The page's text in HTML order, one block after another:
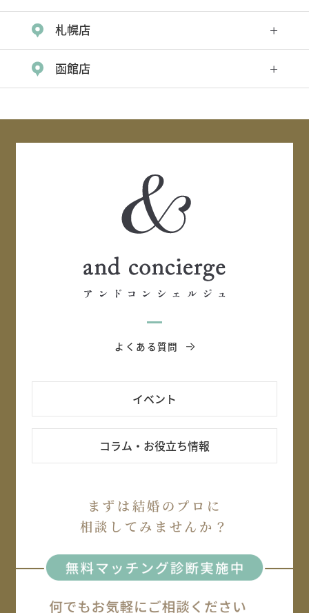
札幌店
函館店
よくある質問
イベント
コラム・お役立ち情報
まずは結婚のプロに
相談してみませんか？